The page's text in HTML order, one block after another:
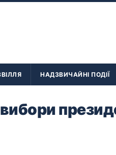
НАДЗВИЧАЙНІ ПОДІЇ